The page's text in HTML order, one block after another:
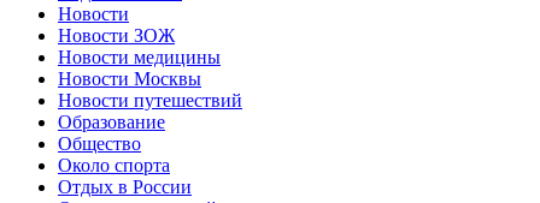
Новости
Новости ЗОЖ
Новости медицины
Новости Москвы
Новости путешествий
Образование
Общество
Около спорта
Отдых в России